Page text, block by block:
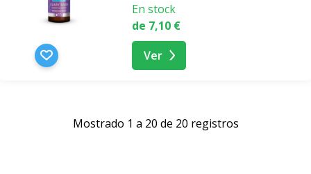
En stock
de 7,10 €
Ver
Mostrado 1 a 20 de 20 registros